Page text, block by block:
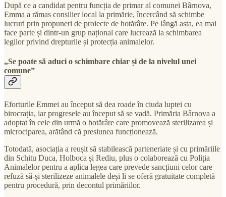
După ce a candidat pentru funcția de primar al comunei Bârnova,
Emma a rămas consilier local la primărie, încercând să schimbe
lucruri prin propuneri de proiecte de hotărâre. Pe lângă asta, ea mai
face parte și dintr-un grup național care lucrează la schimbarea
legilor privind drepturile și protecția animalelor.
„Se poate să aduci o schimbare chiar și de la nivelul unei
comune”
Eforturile Emmei au început să dea roade în ciuda luptei cu
birocrația, iar progresele au început să se vadă. Primăria Bârnova a
adoptat în cele din urmă o hotărâre care promovează sterilizarea și
microciparea, arătând că presiunea funcționează.
Totodată, asociația a reușit să stabilească parteneriate și cu primăriile
din Schitu Duca, Holboca și Rediu, plus o colaborează cu Poliția
Animalelor pentru a aplica legea care prevede sancțiuni celor care
refuză să-și sterilizeze animalele deși li se oferă gratuitate completă
pentru procedură, prin decontul primăriilor.